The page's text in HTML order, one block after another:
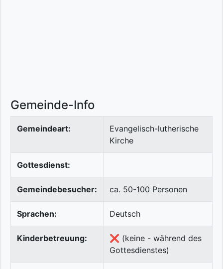
Gemeinde-Info
Gemeindeart:
Evangelisch-lutherische
Kirche
Gottesdienst:
Gemeindebesucher: ca. 50-100 Personen
Sprachen: Deutsch
Kinderbetreuung:
❌ (keine - während des
Gottesdienstes)